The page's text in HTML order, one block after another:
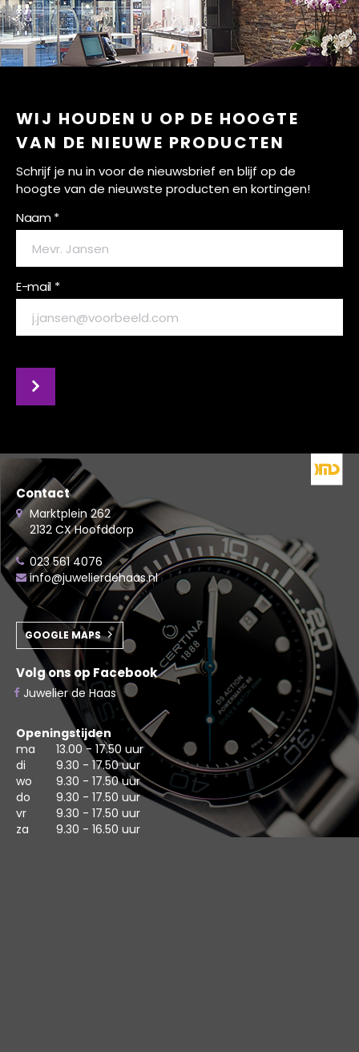
WIJ HOUDEN U OP DE HOOGTE
VAN DE NIEUWE PRODUCTEN
Schrijf je nu in voor de nieuwsbrief en blijf op de
hoogte van de nieuwste producten en kortingen!
Naam *
E-mail *
Contact
Marktplein 262
2132 CX Hoofddorp
023 561 4076
info@juwelierdehaas.nl
GOOGLE MAPS
Volg ons op Facebook
Juwelier de Haas
Openingstijden
ma
13.00 - 17.50 uur
di
9.30 - 17.50 uur
wo
9.30 - 17.50 uur
do
9.30 - 17.50 uur
vr
9.30 - 17.50 uur
za
9.30 - 16.50 uur